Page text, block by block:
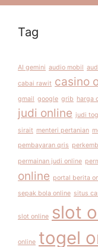
Tag
AI gemini audio mobil
cabai rawit casino
gmail google grib harga
judi online judi
sirait menteri pertanian
pembayaran qris
permainan judi online
online portal berita
sepak bola online situs
slot online slot
online togel